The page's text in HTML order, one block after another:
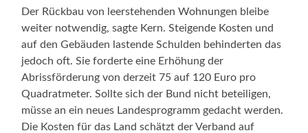
Der Rückbau von leerstehenden Wohnungen bleibe
weiter notwendig, sagte Kern. Steigende Kosten und
auf den Gebäuden lastende Schulden behinderten das
jedoch oft. Sie forderte eine Erhöhung der
Abrissförderung von derzeit 75 auf 120 Euro pro
Quadratmeter. Sollte sich der Bund nicht beteiligen,
müsse an ein neues Landesprogramm gedacht werden.
Die Kosten für das Land schätzt der Verband auf